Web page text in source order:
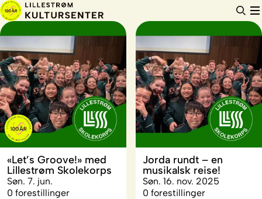
Hopp
til
innhold
«Let’s Groove!» med
Lillestrøm Skolekorps
Søn. 7. jun.
0 forestillinger
Jorda rundt – en
musikalsk reise!
Søn. 16. nov. 2025
0 forestillinger